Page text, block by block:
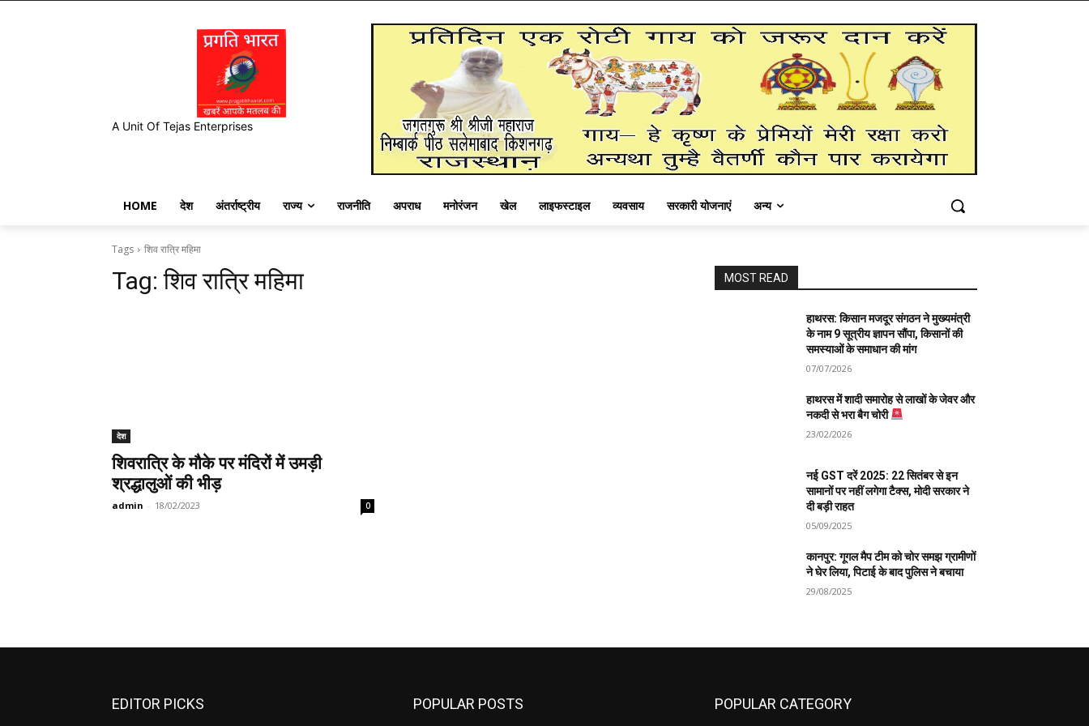
A Unit Of Tejas Enterprises
HOME देश अंतर्राष्ट्रीय राज्य राजनीति अपराध मनोरंजन खेल लाइफस्टाइल व्यवसाय सरकारी योजनाएं अन्य
Tags शिव रात्रि महिमा
Tag:शिव रात्रि महिमा
देश
शिवरात्रि के मौके पर मंदिरों में उमड़ी
श्रद्धालुओं की भीड़
admin - 18/02/2023 0
MOST READ
हाथरस: किसान मजदूर संगठन ने मुख्यमंत्री
के नाम 9 सूत्रीय ज्ञापन सौंपा, किसानों की
समस्याओं के समाधान की मांग
07/07/2026
हाथरस में शादी समारोह से लाखों के जेवर और
नकदी से भरा बैग चोरी
23/02/2026
नई GST दरें 2025: 22 सितंबर से इन
सामानों पर नहीं लगेगा टैक्स, मोदी सरकार ने
दी बड़ी राहत
05/09/2025
कानपुर: गूगल मैप टीम को चोर समझ ग्रामीणों
ने घेर लिया, पिटाई के बाद पुलिस ने बचाया
29/08/2025
EDITOR PICKS POPULAR POSTS POPULAR CATEGORY